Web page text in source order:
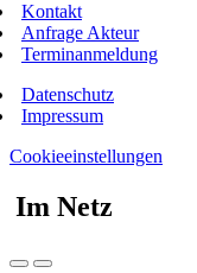
Kontakt
Anfrage Akteur
Terminanmeldung
Datenschutz
Impressum
Cookieeinstellungen
Im Netz